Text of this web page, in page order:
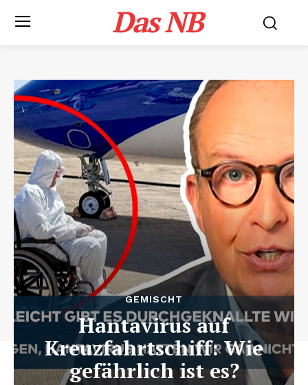
Das NB
GEMISCHT
Hantavirus auf
Kreuzfahrtschiff: Wie
gefährlich ist es?